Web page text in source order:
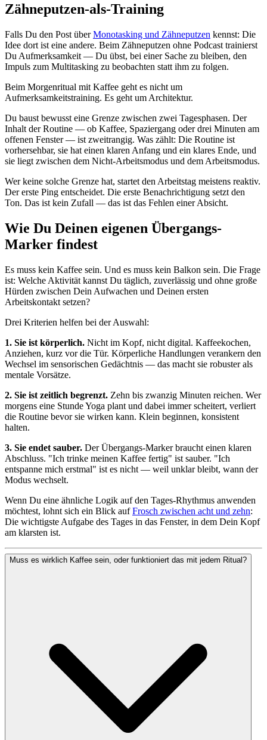
Zähneputzen-als-Training
Falls Du den Post überMonotasking und Zähneputzen kennst: Die
Idee dort ist eine andere. Beim Zähneputzen ohne Podcast trainierst
Du Aufmerksamkeit — Du übst, bei einer Sache zu bleiben, den
Impuls zum Multitasking zu beobachten statt ihm zu folgen.
Beim Morgenritual mit Kaffee geht es nicht um
Aufmerksamkeitstraining. Es geht um Architektur.
Du baust bewusst eine Grenze zwischen zwei Tagesphasen. Der
Inhalt der Routine — ob Kaffee, Spaziergang oder drei Minuten am
offenen Fenster — ist zweitrangig. Was zählt: Die Routine ist
vorhersehbar, sie hat einen klaren Anfang und ein klares Ende, und
sie liegt zwischen dem Nicht-Arbeitsmodus und dem Arbeitsmodus.
Wer keine solche Grenze hat, startet den Arbeitstag meistens reaktiv.
Der erste Ping entscheidet. Die erste Benachrichtigung setzt den
Ton. Das ist kein Zufall — das ist das Fehlen einer Absicht.
Wie Du Deinen eigenen Übergangs-
Marker findest
Es muss kein Kaffee sein. Und es muss kein Balkon sein. Die Frage
ist: Welche Aktivität kannst Du täglich, zuverlässig und ohne große
Hürden zwischen Dein Aufwachen und Deinen ersten
Arbeitskontakt setzen?
Drei Kriterien helfen bei der Auswahl:
1. Sie ist körperlich. Nicht im Kopf, nicht digital. Kaffeekochen,
Anziehen, kurz vor die Tür. Körperliche Handlungen verankern den
Wechsel im sensorischen Gedächtnis — das macht sie robuster als
mentale Vorsätze.
2. Sie ist zeitlich begrenzt. Zehn bis zwanzig Minuten reichen. Wer
morgens eine Stunde Yoga plant und dabei immer scheitert, verliert
die Routine bevor sie wirken kann. Klein beginnen, konsistent
halten.
3. Sie endet sauber. Der Übergangs-Marker braucht einen klaren
Abschluss. "Ich trinke meinen Kaffee fertig" ist sauber. "Ich
entspanne mich erstmal" ist es nicht — weil unklar bleibt, wann der
Modus wechselt.
Wenn Du eine ähnliche Logik auf den Tages-Rhythmus anwenden
möchtest, lohnt sich ein Blick aufFrosch zwischen acht und zehn:
Die wichtigste Aufgabe des Tages in das Fenster, in dem Dein Kopf
am klarsten ist.
Muss es wirklich Kaffee sein, oder funktioniert das mit jedem Ritual?